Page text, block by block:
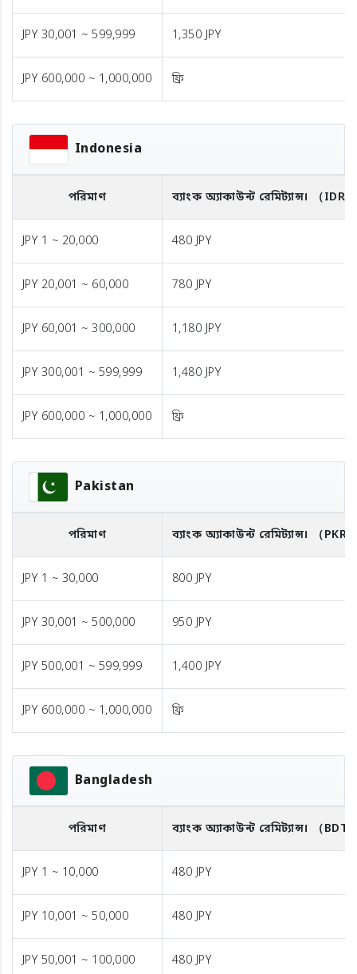
JPY 30,001 ~ 599,999 1,350 JPY
JPY 600,000 ~ 1,000,000 ফ্রি
Indonesia
পরিমাণ ব্যাংক অ্যাকাউন্ট রেমিট্যান্স। （IDR）
JPY 1 ~ 20,000 480 JPY
JPY 20,001 ~ 60,000 780 JPY
JPY 60,001 ~ 300,000 1,180 JPY
JPY 300,001 ~ 599,999 1,480 JPY
JPY 600,000 ~ 1,000,000 ফ্রি
Pakistan
পরিমাণ ব্যাংক অ্যাকাউন্ট রেমিট্যান্স। （PKR
JPY 1 ~ 30,000 800 JPY
JPY 30,001 ~ 500,000 950 JPY
JPY 500,001 ~ 599,999 1,400 JPY
JPY 600,000 ~ 1,000,000 ফ্রি
Bangladesh
পরিমাণ ব্যাংক অ্যাকাউন্ট রেমিট্যান্স। （BDT
JPY 1 ~ 10,000 480 JPY
JPY 10,001 ~ 50,000 480 JPY
JPY 50,001 ~ 100,000 480 JPY